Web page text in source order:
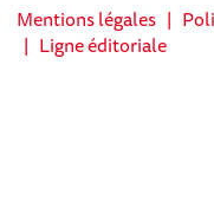
Mentions légales |
| Ligne éditoriale